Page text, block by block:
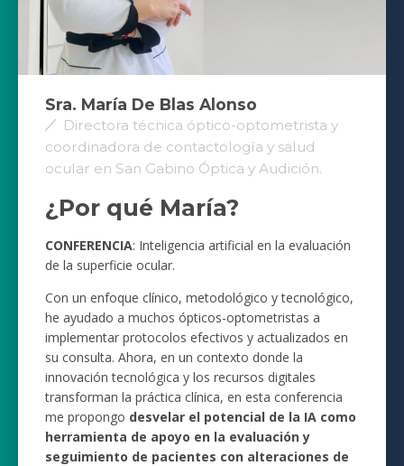
Sra. María De Blas Alonso
Directora técnica óptico-optometrista y
coordinadora de contactología y salud
ocular en San Gabino Óptica y Audición.
¿Por qué María?
CONFERENCIA: Inteligencia artificial en la evaluación
de la superficie ocular.
Con un enfoque clínico, metodológico y tecnológico,
he ayudado a muchos ópticos-optometristas a
implementar protocolos efectivos y actualizados en
su consulta. Ahora, en un contexto donde la
innovación tecnológica y los recursos digitales
transforman la práctica clínica, en esta conferencia
me propongo desvelar el potencial de la IA como
herramienta de apoyo en la evaluación y
seguimiento de pacientes con alteraciones de